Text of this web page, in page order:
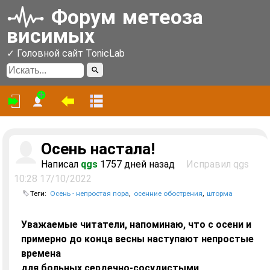
Форум метеоза
висимых
✓ Головной сайт TonicLab
Зарегистрироваться
На главную страницу форума
Линейное отображение
Осень настала!
Написал qgs 1757 дней назад
Исправил qgs
10:28 17/10/2022
Теги: Осень - непростая пора осенние обострения шторма
Уважаемые читатели, напоминаю, что с осени и
примерно до конца весны наступают непростые
времена